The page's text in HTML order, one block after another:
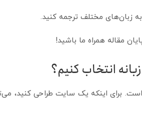
زبان‌های مختلف ترجمه کنید.
مقاله همراه ما باشید!
انتخاب کنیم؟
اینکه یک سایت طراحی کنید،